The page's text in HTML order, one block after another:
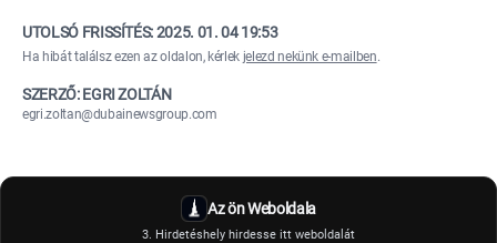
UTOLSÓ FRISSÍTÉS:2025. 01. 04 19:53
Ha hibát találsz ezen az oldalon, kérlek jelezd nekünk e-mailben.
SZERZŐ: EGRI ZOLTÁN
egri.zoltan@dubainewsgroup.com
Az ön Weboldala
3. Hirdetéshely hirdesse itt weboldalát